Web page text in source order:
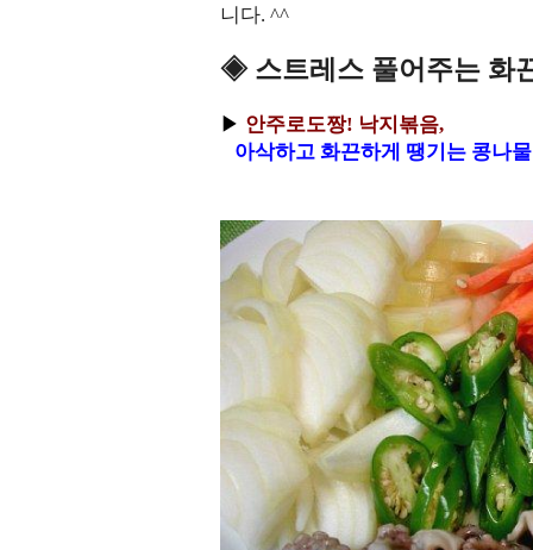
니다. ^^
◈ 스트레스 풀어주는 화
▶ 안주로도짱! 낙지볶음,
아삭하고 화끈하게 땡기는 콩나